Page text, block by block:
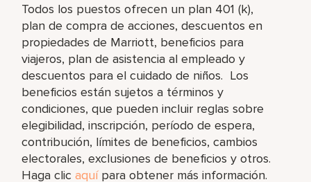
Todos los puestos ofrecen un plan 401 (k),
plan de compra de acciones, descuentos en
propiedades de Marriott, beneficios para
viajeros, plan de asistencia al empleado y
descuentos para el cuidado de niños. Los
beneficios están sujetos a términos y
condiciones, que pueden incluir reglas sobre
elegibilidad, inscripción, período de espera,
contribución, límites de beneficios, cambios
electorales, exclusiones de beneficios y otros.
Haga clicaquípara obtener más información.